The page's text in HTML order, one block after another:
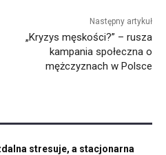
Następny artykuł
„Kryzys męskości?” – rusza
kampania społeczna o
mężczyznach w Polsce
stresuje, a stacjonarna